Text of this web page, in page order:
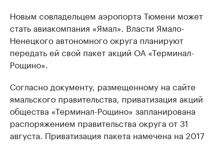
Новым совладельцем аэропорта Тюмени может
стать авиакомпания «Ямал». Власти Ямало-
Ненецкого автономного округа планируют
передать ей свой пакет акций ОА «Терминал-
Рощино».
Согласно документу, размещенному на сайте
ямальского правительства, приватизация акций
общества «Терминал-Рощино» запланирована
распоряжением правительства округа от 31
августа. Приватизация пакета намечена на 2017